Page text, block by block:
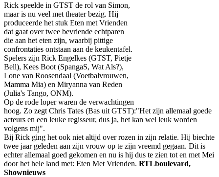
Rick speelde in GTST de rol van Simon,
maar is nu veel met theater bezig. Hij
produceerde het stuk Eten met Vrienden
dat gaat over twee bevriende echtparen
die aan het eten zijn, waarbij pittige
confrontaties ontstaan aan de keukentafel.
Spelers zijn Rick Engelkes (GTST, Pietje
Bell), Kees Boot (SpangaS, Wat Als?),
Lone van Roosendaal (Voetbalvrouwen,
Mamma Mia) en Miryanna van Reden
(Julia's Tango, ONM).
Op de rode loper waren de verwachtingen
hoog. Zo zegt Chris Tates (Bas uit GTST):"Het zijn allemaal goede
acteurs en een leuke regisseur, dus ja, het kan wel leuk worden
volgens mij".
Bij Rick ging het ook niet altijd over rozen in zijn relatie. Hij biechte
twee jaar geleden aan zijn vrouw op te zijn vreemd gegaan. Dit is
echter allemaal goed gekomen en nu is hij dus te zien tot en met Mei
door het hele land met: Eten Met Vrienden. RTLboulevard,
Shownieuws